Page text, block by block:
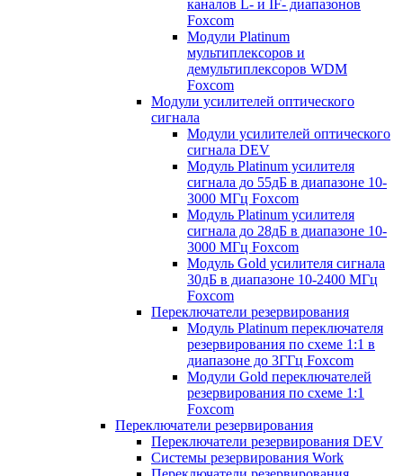
каналов L- и IF- диапазонов
Foxcom
Модули Platinum
мультиплексоров и
демультиплексоров WDM
Foxcom
Модули усилителей оптического
сигнала
Модули усилителей оптического
сигнала DEV
Модуль Platinum усилителя
сигнала до 55дБ в диапазоне 10-
3000 МГц Foxcom
Модуль Platinum усилителя
сигнала до 28дБ в диапазоне 10-
3000 МГц Foxcom
Модуль Gold усилителя сигнала
30дБ в диапазоне 10-2400 МГц
Foxcom
Переключатели резервирования
Модуль Platinum переключателя
резервирования по схеме 1:1 в
диапазоне до 3ГГц Foxcom
Модули Gold переключателей
резервирования по схеме 1:1
Foxcom
Переключатели резервирования
Переключатели резервирования DEV
Системы резервирования Work